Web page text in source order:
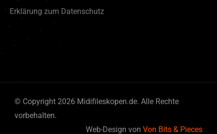
Erklärung zum Datenschutz
© Copyright 2026 Midifileskopen.de. Alle Rechte
vorbehalten.
Web-Design von Von Bits & Pieces
Nederlands